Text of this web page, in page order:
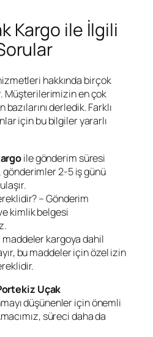
Kargo ile İlgili
hakkında birçok
Müşterilerimizin en çok
derledik. Farklı
için bu bilgiler yararlı
ile gönderim süresi
gönderimler 2-5 iş günü
– Gönderim
kimlik belgesi
maddeler kargoya dahil
bu maddeler için özel izin
Uçak
düşünenler için önemli
süreci daha da